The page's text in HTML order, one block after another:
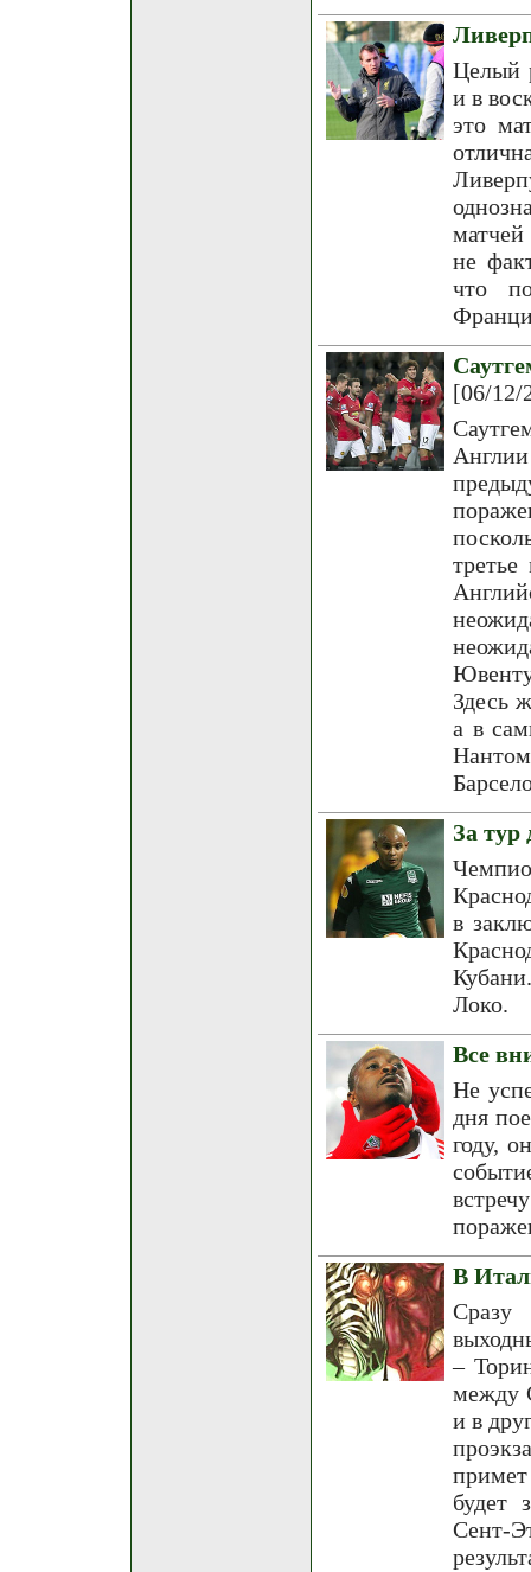
Целый
и в
это
не
что
[06/12/
Здесь
а в
За тур
в
Локо.
Все
Не
дня
году,
В
Сразу
–
между
и в
будет